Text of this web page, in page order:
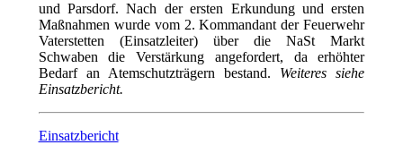
und Parsdorf. Nach der ersten Erkundung und ersten
Maßnahmen wurde vom 2. Kommandant der Feuerwehr
Vaterstetten (Einsatzleiter) über die NaSt Markt
Schwaben die Verstärkung angefordert, da erhöhter
Bedarf an Atemschutzträgern bestand. Weiteres siehe
Einsatzbericht.
Einsatzbericht